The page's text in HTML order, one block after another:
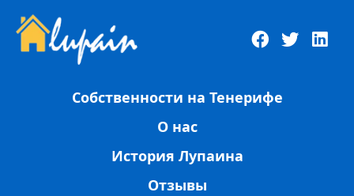
Собственности на Тенерифе
О нас
История Лупаина
Отзывы